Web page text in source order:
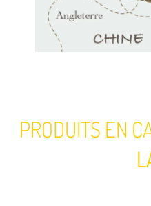
PRODUITS EN